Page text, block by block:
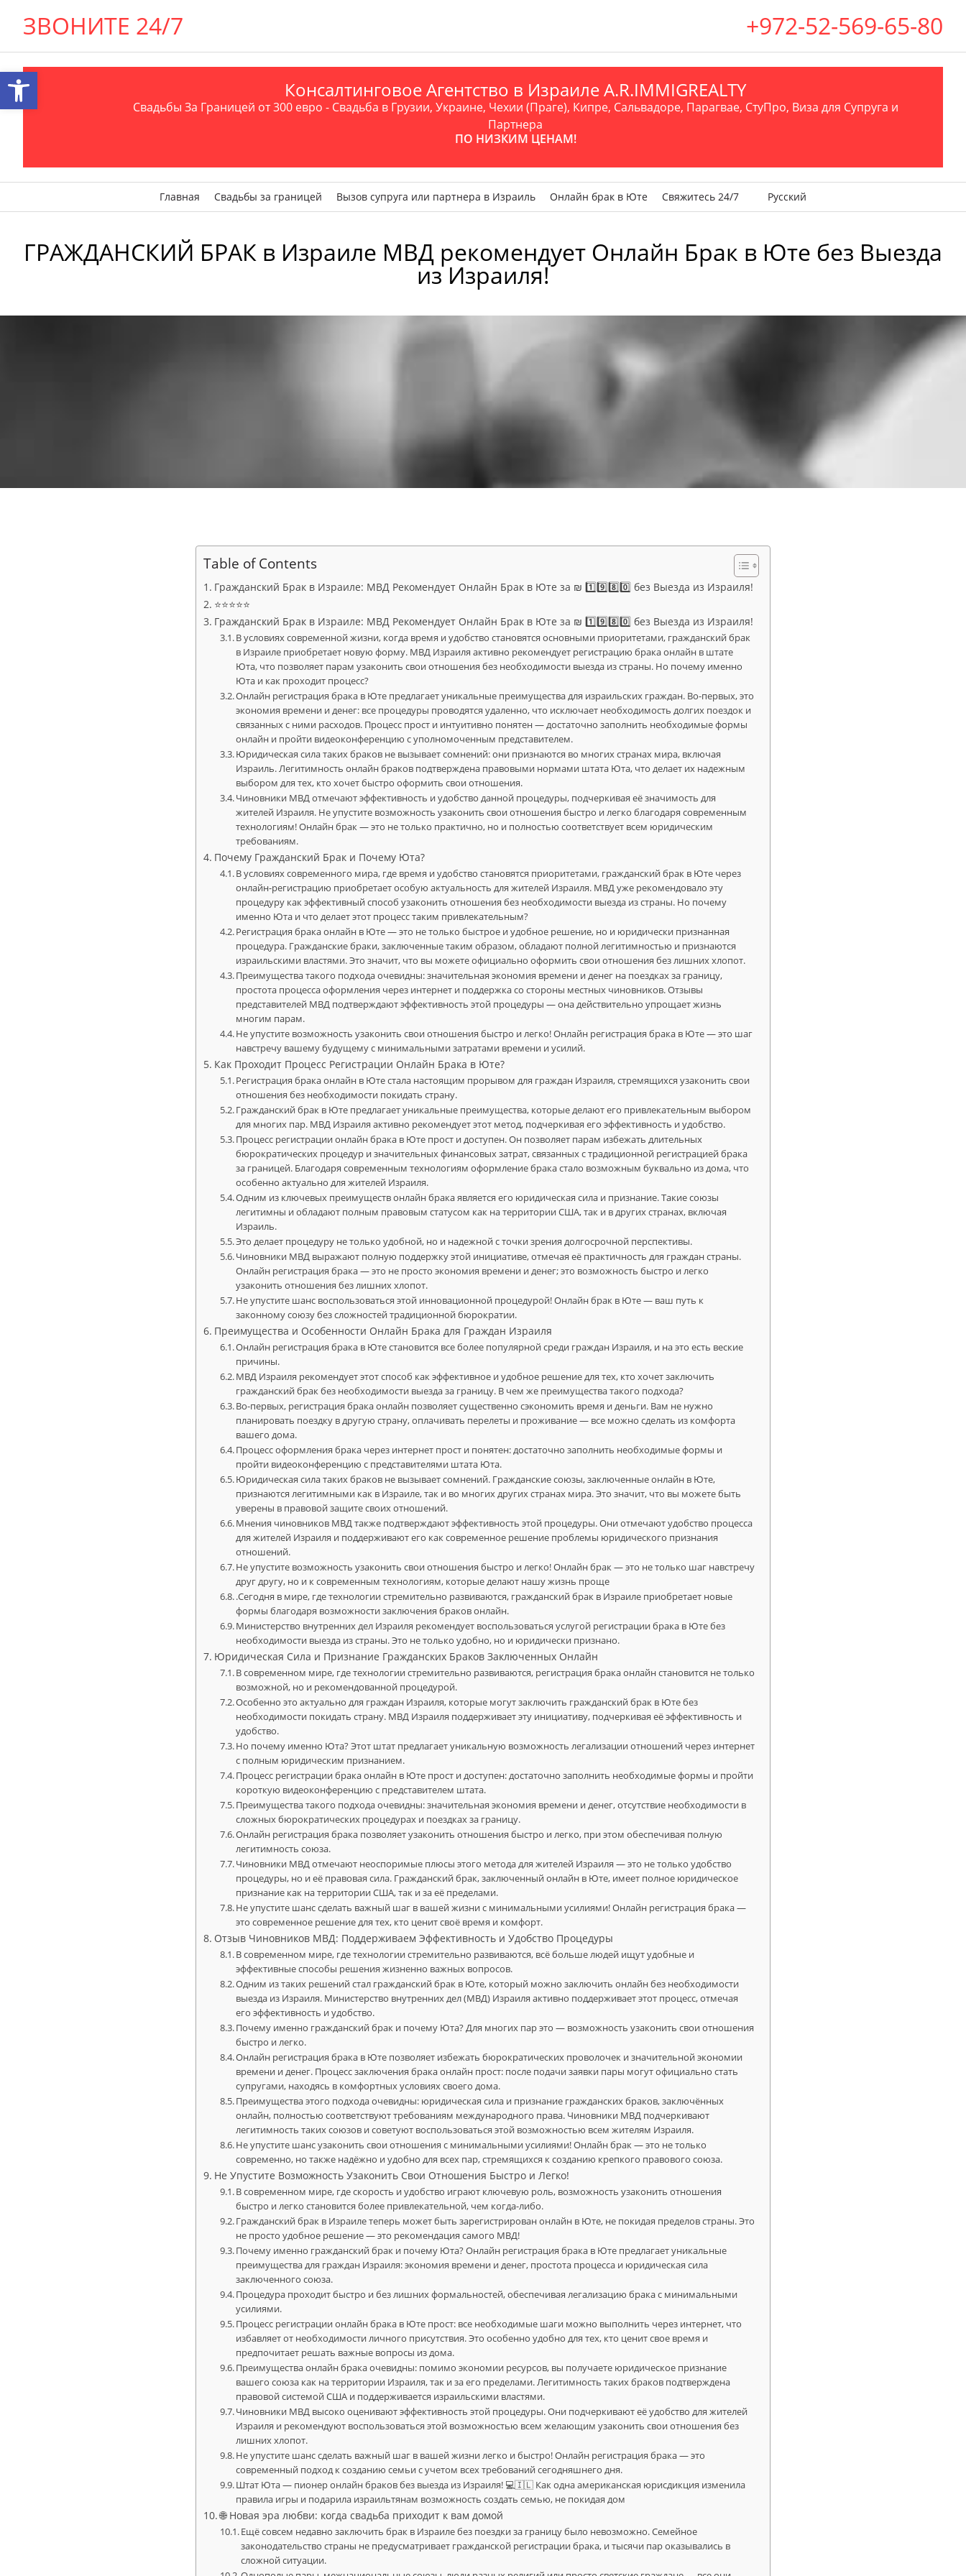
ЗВОНИТЕ 24/7 +972-52-569-65-80
Консалтинговое Агентство в Израиле A.R.IMMIGREALTY
Свадьбы За Границей от 300 евро - Свадьба в Грузии, Украине, Чехии (Праге), Кипре, Сальвадоре, Парагвае, СтуПро, Виза для Супруга и
Партнера
ПО НИЗКИМ ЦЕНАМ!
Главная Свадьбы за границей Вызов супруга или партнера в Израиль Онлайн брак в Юте Свяжитесь 24/7 Русский
ГРАЖДАНСКИЙ БРАК в Израиле МВД рекомендует Онлайн Брак в Юте без Выезда
из Израиля!
Table of Contents
Гражданский Брак в Израиле: МВД Рекомендует Онлайн Брак в Юте за ₪ 1️⃣9️⃣8️⃣0️⃣ без Выезда из Израиля!
⭐⭐⭐⭐⭐
Гражданский Брак в Израиле: МВД Рекомендует Онлайн Брак в Юте за ₪ 1️⃣9️⃣8️⃣0️⃣ без Выезда из Израиля!
В условиях современной жизни, когда время и удобство становятся основными приоритетами, гражданский брак
в Израиле приобретает новую форму. МВД Израиля активно рекомендует регистрацию брака онлайн в штате
Юта, что позволяет парам узаконить свои отношения без необходимости выезда из страны. Но почему именно
Юта и как проходит процесс?
Онлайн регистрация брака в Юте предлагает уникальные преимущества для израильских граждан. Во-первых, это
экономия времени и денег: все процедуры проводятся удаленно, что исключает необходимость долгих поездок и
связанных с ними расходов. Процесс прост и интуитивно понятен — достаточно заполнить необходимые формы
онлайн и пройти видеоконференцию с уполномоченным представителем.
Юридическая сила таких браков не вызывает сомнений: они признаются во многих странах мира, включая
Израиль. Легитимность онлайн браков подтверждена правовыми нормами штата Юта, что делает их надежным
выбором для тех, кто хочет быстро оформить свои отношения.
Чиновники МВД отмечают эффективность и удобство данной процедуры, подчеркивая её значимость для
жителей Израиля. Не упустите возможность узаконить свои отношения быстро и легко благодаря современным
технологиям! Онлайн брак — это не только практично, но и полностью соответствует всем юридическим
требованиям.
Почему Гражданский Брак и Почему Юта?
В условиях современного мира, где время и удобство становятся приоритетами, гражданский брак в Юте через
онлайн-регистрацию приобретает особую актуальность для жителей Израиля. МВД уже рекомендовало эту
процедуру как эффективный способ узаконить отношения без необходимости выезда из страны. Но почему
именно Юта и что делает этот процесс таким привлекательным?
Регистрация брака онлайн в Юте — это не только быстрое и удобное решение, но и юридически признанная
процедура. Гражданские браки, заключенные таким образом, обладают полной легитимностью и признаются
израильскими властями. Это значит, что вы можете официально оформить свои отношения без лишних хлопот.
Преимущества такого подхода очевидны: значительная экономия времени и денег на поездках за границу,
простота процесса оформления через интернет и поддержка со стороны местных чиновников. Отзывы
представителей МВД подтверждают эффективность этой процедуры — она действительно упрощает жизнь
многим парам.
Не упустите возможность узаконить свои отношения быстро и легко! Онлайн регистрация брака в Юте — это шаг
навстречу вашему будущему с минимальными затратами времени и усилий.
Как Проходит Процесс Регистрации Онлайн Брака в Юте?
Регистрация брака онлайн в Юте стала настоящим прорывом для граждан Израиля, стремящихся узаконить свои
отношения без необходимости покидать страну.
Гражданский брак в Юте предлагает уникальные преимущества, которые делают его привлекательным выбором
для многих пар. МВД Израиля активно рекомендует этот метод, подчеркивая его эффективность и удобство.
Процесс регистрации онлайн брака в Юте прост и доступен. Он позволяет парам избежать длительных
бюрократических процедур и значительных финансовых затрат, связанных с традиционной регистрацией брака
за границей. Благодаря современным технологиям оформление брака стало возможным буквально из дома, что
особенно актуально для жителей Израиля.
Одним из ключевых преимуществ онлайн брака является его юридическая сила и признание. Такие союзы
легитимны и обладают полным правовым статусом как на территории США, так и в других странах, включая
Израиль.
Это делает процедуру не только удобной, но и надежной с точки зрения долгосрочной перспективы.
Чиновники МВД выражают полную поддержку этой инициативе, отмечая её практичность для граждан страны.
Онлайн регистрация брака — это не просто экономия времени и денег; это возможность быстро и легко
узаконить отношения без лишних хлопот.
Не упустите шанс воспользоваться этой инновационной процедурой! Онлайн брак в Юте — ваш путь к
законному союзу без сложностей традиционной бюрократии.
Преимущества и Особенности Онлайн Брака для Граждан Израиля
Онлайн регистрация брака в Юте становится все более популярной среди граждан Израиля, и на это есть веские
причины.
МВД Израиля рекомендует этот способ как эффективное и удобное решение для тех, кто хочет заключить
гражданский брак без необходимости выезда за границу. В чем же преимущества такого подхода?
Во-первых, регистрация брака онлайн позволяет существенно сэкономить время и деньги. Вам не нужно
планировать поездку в другую страну, оплачивать перелеты и проживание — все можно сделать из комфорта
вашего дома.
Процесс оформления брака через интернет прост и понятен: достаточно заполнить необходимые формы и
пройти видеоконференцию с представителями штата Юта.
Юридическая сила таких браков не вызывает сомнений. Гражданские союзы, заключенные онлайн в Юте,
признаются легитимными как в Израиле, так и во многих других странах мира. Это значит, что вы можете быть
уверены в правовой защите своих отношений.
Мнения чиновников МВД также подтверждают эффективность этой процедуры. Они отмечают удобство процесса
для жителей Израиля и поддерживают его как современное решение проблемы юридического признания
отношений.
Не упустите возможность узаконить свои отношения быстро и легко! Онлайн брак — это не только шаг навстречу
друг другу, но и к современным технологиям, которые делают нашу жизнь проще
.Сегодня в мире, где технологии стремительно развиваются, гражданский брак в Израиле приобретает новые
формы благодаря возможности заключения браков онлайн.
Министерство внутренних дел Израиля рекомендует воспользоваться услугой регистрации брака в Юте без
необходимости выезда из страны. Это не только удобно, но и юридически признано.
Юридическая Сила и Признание Гражданских Браков Заключенных Онлайн
В современном мире, где технологии стремительно развиваются, регистрация брака онлайн становится не только
возможной, но и рекомендованной процедурой.
Особенно это актуально для граждан Израиля, которые могут заключить гражданский брак в Юте без
необходимости покидать страну. МВД Израиля поддерживает эту инициативу, подчеркивая её эффективность и
удобство.
Но почему именно Юта? Этот штат предлагает уникальную возможность легализации отношений через интернет
с полным юридическим признанием.
Процесс регистрации брака онлайн в Юте прост и доступен: достаточно заполнить необходимые формы и пройти
короткую видеоконференцию с представителем штата.
Преимущества такого подхода очевидны: значительная экономия времени и денег, отсутствие необходимости в
сложных бюрократических процедурах и поездках за границу.
Онлайн регистрация брака позволяет узаконить отношения быстро и легко, при этом обеспечивая полную
легитимность союза.
Чиновники МВД отмечают неоспоримые плюсы этого метода для жителей Израиля — это не только удобство
процедуры, но и её правовая сила. Гражданский брак, заключенный онлайн в Юте, имеет полное юридическое
признание как на территории США, так и за её пределами.
Не упустите шанс сделать важный шаг в вашей жизни с минимальными усилиями! Онлайн регистрация брака —
это современное решение для тех, кто ценит своё время и комфорт.
Отзыв Чиновников МВД: Поддерживаем Эффективность и Удобство Процедуры
В современном мире, где технологии стремительно развиваются, всё больше людей ищут удобные и
эффективные способы решения жизненно важных вопросов.
Одним из таких решений стал гражданский брак в Юте, который можно заключить онлайн без необходимости
выезда из Израиля. Министерство внутренних дел (МВД) Израиля активно поддерживает этот процесс, отмечая
его эффективность и удобство.
Почему именно гражданский брак и почему Юта? Для многих пар это — возможность узаконить свои отношения
быстро и легко.
Онлайн регистрация брака в Юте позволяет избежать бюрократических проволочек и значительной экономии
времени и денег. Процесс заключения брака онлайн прост: после подачи заявки пары могут официально стать
супругами, находясь в комфортных условиях своего дома.
Преимущества этого подхода очевидны: юридическая сила и признание гражданских браков, заключённых
онлайн, полностью соответствуют требованиям международного права. Чиновники МВД подчеркивают
легитимность таких союзов и советуют воспользоваться этой возможностью всем жителям Израиля.
Не упустите шанс узаконить свои отношения с минимальными усилиями! Онлайн брак — это не только
современно, но также надёжно и удобно для всех пар, стремящихся к созданию крепкого правового союза.
Не Упустите Возможность Узаконить Свои Отношения Быстро и Легко!
В современном мире, где скорость и удобство играют ключевую роль, возможность узаконить отношения
быстро и легко становится более привлекательной, чем когда-либо.
Гражданский брак в Израиле теперь может быть зарегистрирован онлайн в Юте, не покидая пределов страны. Это
не просто удобное решение — это рекомендация самого МВД!
Почему именно гражданский брак и почему Юта? Онлайн регистрация брака в Юте предлагает уникальные
преимущества для граждан Израиля: экономия времени и денег, простота процесса и юридическая сила
заключенного союза.
Процедура проходит быстро и без лишних формальностей, обеспечивая легализацию брака с минимальными
усилиями.
Процесс регистрации онлайн брака в Юте прост: все необходимые шаги можно выполнить через интернет, что
избавляет от необходимости личного присутствия. Это особенно удобно для тех, кто ценит свое время и
предпочитает решать важные вопросы из дома.
Преимущества онлайн брака очевидны: помимо экономии ресурсов, вы получаете юридическое признание
вашего союза как на территории Израиля, так и за его пределами. Легитимность таких браков подтверждена
правовой системой США и поддерживается израильскими властями.
Чиновники МВД высоко оценивают эффективность этой процедуры. Они подчеркивают её удобство для жителей
Израиля и рекомендуют воспользоваться этой возможностью всем желающим узаконить свои отношения без
лишних хлопот.
Не упустите шанс сделать важный шаг в вашей жизни легко и быстро! Онлайн регистрация брака — это
современный подход к созданию семьи с учетом всех требований сегодняшнего дня.
Штат Юта — пионер онлайн браков без выезда из Израиля! 💻🇮🇱 Как одна американская юрисдикция изменила
правила игры и подарила израильтянам возможность создать семью, не покидая дом
🌐 Новая эра любви: когда свадьба приходит к вам домой
Ещё совсем недавно заключить брак в Израиле без поездки за границу было невозможно. Семейное
законодательство страны не предусматривает гражданской регистрации брака, и тысячи пар оказывались в
сложной ситуации.
Открыть панель инструментов